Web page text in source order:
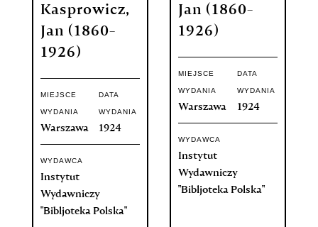
Kasprowicz,
Jan (1860-
1926)
MIEJSCE
WYDANIA
Warszawa
DATA
WYDANIA
1924
WYDAWCA
Instytut
Wydawniczy
"Bibljoteka Polska"
Jan (1860-
1926)
MIEJSCE
WYDANIA
Warszawa
DATA
WYDANIA
1924
WYDAWCA
Instytut
Wydawniczy
"Bibljoteka Polska"